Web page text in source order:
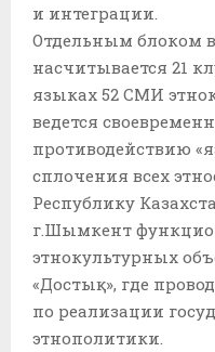
и интеграции.
Отдельным блоком
насчитывается 21
языках 52 СМИ
ведется
противодействию
сплочения всех
Республику
г.Шымкент
этнокультурных
«Достық», где
по реализации
этнополитики.